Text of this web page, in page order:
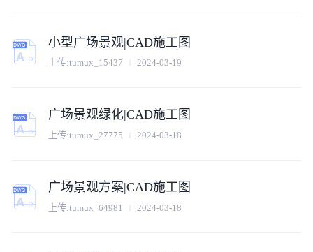
小型广场景观|CAD施工图
上传:tumux_15437 2024-03-19
广场景观绿化|CAD施工图
上传:tumux_27775 2024-03-18
广场景观方案|CAD施工图
上传:tumux_64981 2024-03-18